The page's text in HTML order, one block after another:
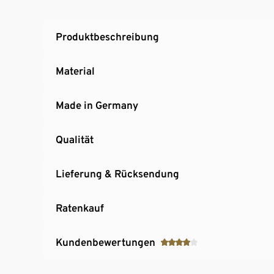
Produktbeschreibung
Material
Made in Germany
Qualität
Lieferung & Rücksendung
Ratenkauf
Kundenbewertungen